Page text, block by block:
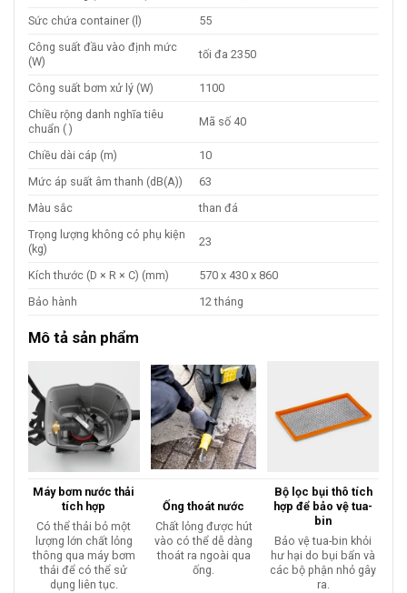
Sức chứa container (l)
55
Công suất đầu vào định mức
(W)
tối đa 2350
Công suất bơm xử lý (W)
1100
Chiều rộng danh nghĩa tiêu
chuẩn ( )
Mã số 40
Chiều dài cáp (m)
10
Mức áp suất âm thanh (dB(A))
63
Màu sắc
than đá
Trọng lượng không có phụ kiện
(kg)
23
Kích thước (D × R × C) (mm)
570 x 430 x 860
Bảo hành
12 tháng
Mô tả sản phẩm
Máy bơm nước thải
tích hợp
Có thể thải bỏ một
lượng lớn chất lỏng
thông qua máy bơm
thải để có thể sử
dụng liên tục.
Ống thoát nước
Chất lỏng được hút
vào có thể dễ dàng
thoát ra ngoài qua
ống.
Bộ lọc bụi thô tích
hợp để bảo vệ tua-
bin
Bảo vệ tua-bin khỏi
hư hại do bụi bẩn và
các bộ phận nhỏ gây
ra.